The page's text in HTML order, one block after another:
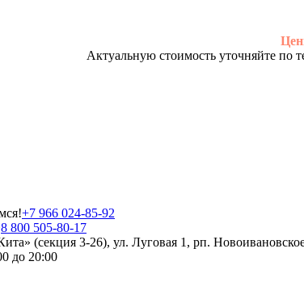
Актуальную стоимость уточняйте по
+7 966 024-85-92
8 800 505-80-17
(секция 3-26), ул. Луговая 1, рп.
до 20:00